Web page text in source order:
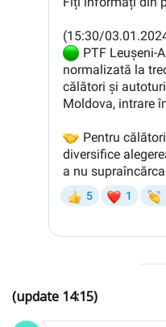
(update 14:15)